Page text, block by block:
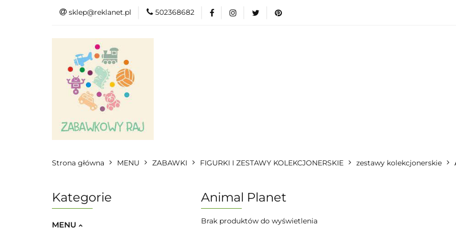
sklep@reklanet.pl 502368682
Strona główna MENU ZABAWKI FIGURKI I ZESTAWY KOLEKCJONERSKIE zestawy kolekcjonerskie
Kategorie
MENU
Animal Planet
Brak produktów do wyświetlenia